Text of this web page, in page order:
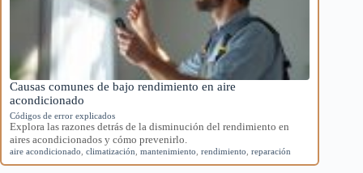
Causas comunes de bajo rendimiento en aire
acondicionado
Códigos de error explicados
Explora las razones detrás de la disminución del rendimiento en
aires acondicionados y cómo prevenirlo.
aire acondicionado climatización mantenimiento rendimiento reparación